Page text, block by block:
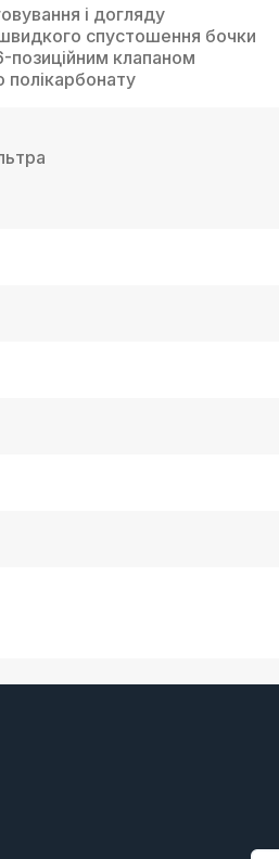
і догляду
спустошення бочки
позиційним клапаном